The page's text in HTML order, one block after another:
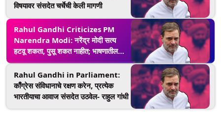
विषयावर संसदेत चर्चेची केली मागणी
Rahul Gandhi Criticizes PM
Narendra Modi: नरेंद्र मोदी सत्य
हटवू शकता, पुसू शकत नाहीत; भाषणातील
भाग वगळल्यानंर राहुल गांधी यांचा आक्रमक
पलटवार
Rahul Gandhi in Parliament:
काँग्रेस संविधानाचे रक्षण करेन, प्रत्येक
भारतीयाचा आवाज संसदेत उठवेल- राहुल गांधी